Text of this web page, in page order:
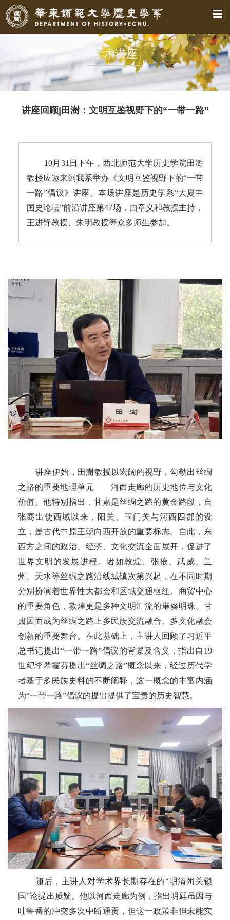
学术讲座
讲座回顾|田澍：文明互鉴视野下的“一带一路”
10月31日下午，西北师范大学历史学院田澍
教授应邀来到我系举办《文明互鉴视野下的“一带
一路”倡议》讲座。本场讲座是历史学系“大夏中
国史论坛”前沿讲座第47场，由章义和教授主持，
王进锋教授、朱明教授等众多师生参加。
讲座伊始，田澍教授以宏阔的视野，勾勒出丝绸
之路的重要地理单元——河西走廊的历史地位与文化
价值。他特别指出，甘肃是丝绸之路的黄金路段，自
张骞出使西域以来，阳关、玉门关与河西四郡的设
立，是古代中原王朝向西开放的重要标志。自此，东
西方之间的政治、经济、文化交流全面展开，促进了
世界文明的发展进程。诸如敦煌、张掖、武威、兰
州、天水等丝绸之路沿线城镇次第兴起，在不同时期
分别扮演着世界性大都会和区域交通枢纽、商贸中心
的重要角色，敦煌更是多种文明汇流的璀璨明珠。甘
肃因而成为丝绸之路上多民族交流融合、多文化融会
创新的重要舞台。在此基础上，主讲人回顾了习近平
总书记提出“一带一路”倡议的背景及含义，指出自19
世纪李希霍芬提出“丝绸之路”概念以来，经过历代学
者基于多民族史料的不断阐释，这一概念的丰富内涵
为“一带一路”倡议的提出提供了宝贵的历史智慧。
随后，主讲人对学术界长期存在的“明清闭关锁
国”论提出质疑。他以河西走廊为例，指出明廷虽因与
吐鲁番的冲突多次中断通贡，但这一政策非但未能实